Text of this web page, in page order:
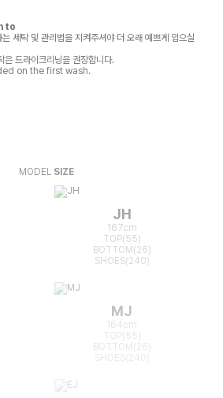
to
세탁 및 관리법을 지켜주셔야 더 오래 예쁘게 입으실
은 드라이크리닝을 권장합니다.
on the first wash.
MODEL SIZE
JH
167cm
TOP(55)
BOTTOM(26)
SHOES(240)
MJ
164cm
TOP(55)
BOTTOM(26)